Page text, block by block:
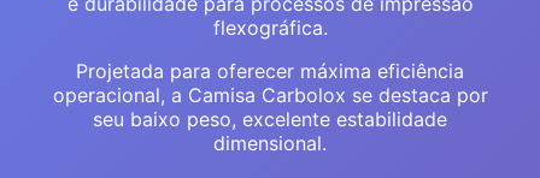
flexográfica.
Projetada para oferecer máxima eficiência
operacional, a Camisa Carbolox se destaca por
seu baixo peso, excelente estabilidade
dimensional.